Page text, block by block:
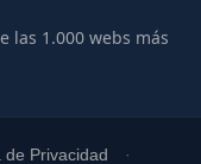
las 1.000 webs más
de Privacidad